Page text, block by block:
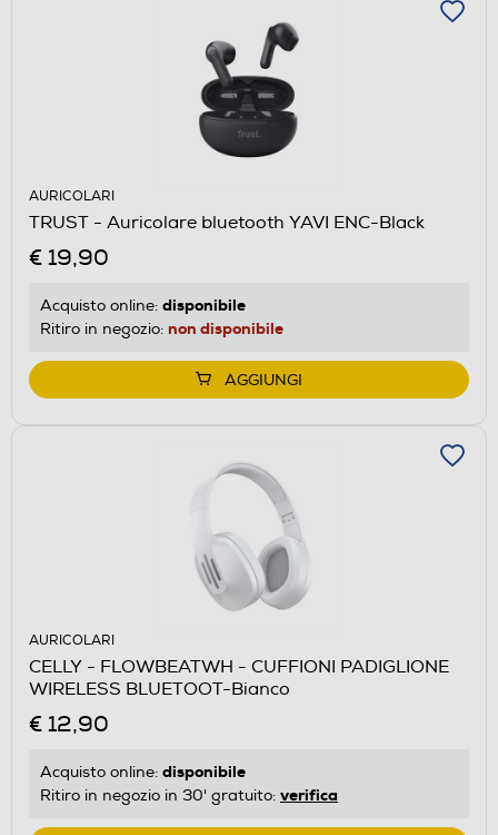
AURICOLARI
TRUST - Auricolare bluetooth YAVI ENC-Black
€ 19,90
Acquisto online: disponibile
Ritiro in negozio: non disponibile
AGGIUNGI
AURICOLARI
CELLY - FLOWBEATWH - CUFFIONI PADIGLIONE
WIRELESS BLUETOOT-Bianco
€ 12,90
Acquisto online: disponibile
Ritiro in negozio in 30' gratuito: verifica